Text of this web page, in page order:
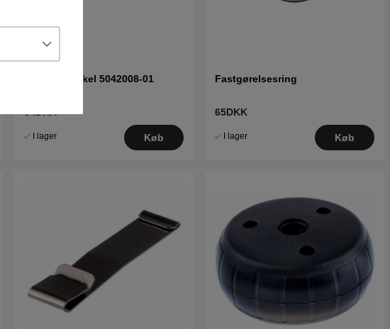
Dækselsvaskel 5042008-01
34DKK
I lager Køb
Fastgørelsesring
65DKK
I lager Køb